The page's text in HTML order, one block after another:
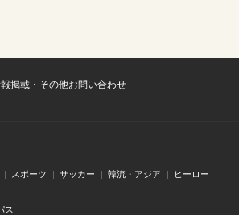
掲載・その他お問い合わせ
スポーツ サッカー 韓流・アジア ヒーロー
ス